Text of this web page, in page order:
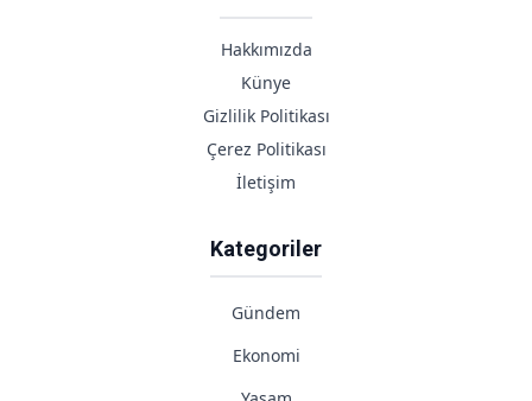
Hakkımızda
Künye
Gizlilik Politikası
Çerez Politikası
İletişim
Kategoriler
Gündem
Ekonomi